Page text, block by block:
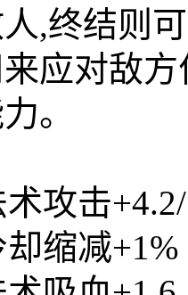
,终结则
应对敌
。
攻击
缩减+1%